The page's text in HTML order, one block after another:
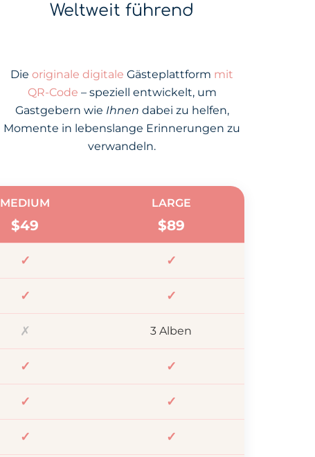
Weltweit führend
Dieoriginale digitaleGästeplattform mit
QR-Code – speziell entwickelt, um
Gastgebern wie Ihnen dabei zu helfen,
Momente in lebenslange Erinnerungen zu
verwandeln.
MEDIUM
$49
LARGE
$89
✓ ✓
✓ ✓
✗ 3 Alben
✓ ✓
✓ ✓
✓ ✓